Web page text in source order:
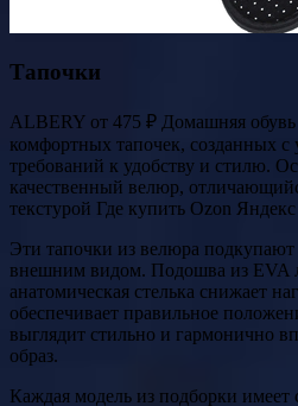
Тапочки
ALBERY от 475 ₽ Домашняя обувь
комфортных тапочек, созданных с
требований к удобству и стилю.
качественный велюр,
текстурой Где купить Ozon
Эти тапочки из велюра
внешним видом. Подошва из EVA
анатомическая стелька снижает
обеспечивает правильное
выглядит стильно и гармонично
образ.
Каждая модель из подборки